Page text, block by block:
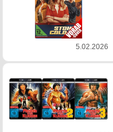
5.02.2026